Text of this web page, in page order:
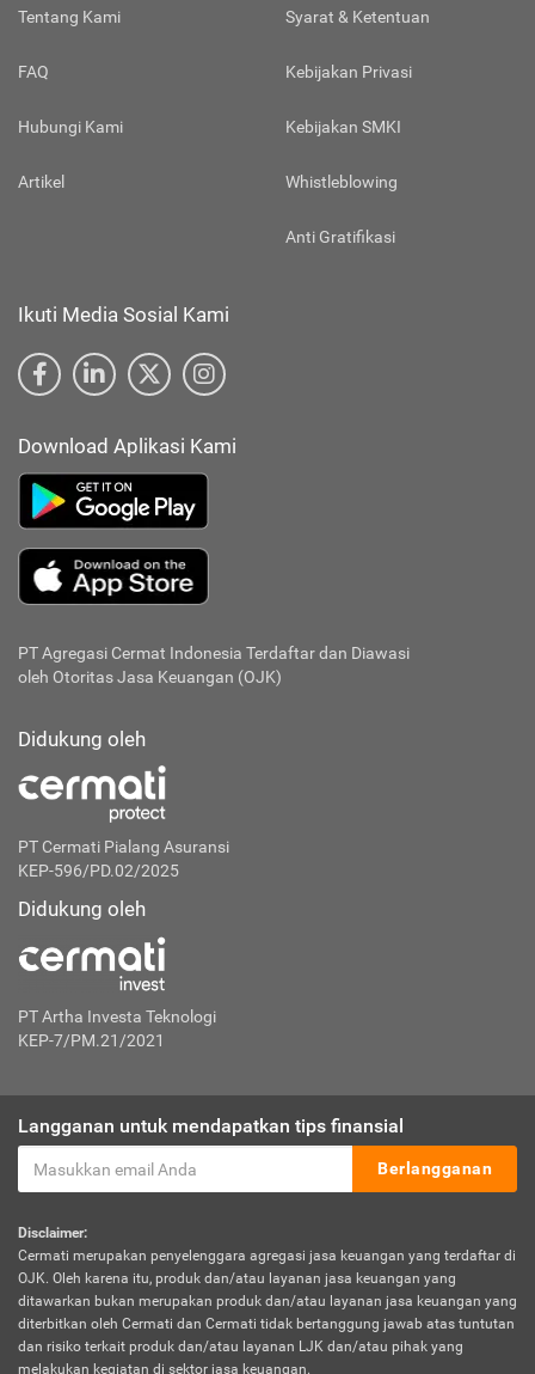
Tentang Kami
FAQ
Hubungi Kami
Artikel
Syarat & Ketentuan
Kebijakan Privasi
Kebijakan SMKI
Whistleblowing
Anti Gratifikasi
Ikuti Media Sosial Kami
Download Aplikasi Kami
PT Agregasi Cermat Indonesia Terdaftar dan Diawasi
oleh Otoritas Jasa Keuangan (OJK)
Didukung oleh
PT Cermati Pialang Asuransi
KEP-596/PD.02/2025
Didukung oleh
PT Artha Investa Teknologi
KEP-7/PM.21/2021
Langganan untuk mendapatkan tips finansial
Berlangganan
Disclaimer:
Cermati merupakan penyelenggara agregasi jasa keuangan yang terdaftar di
OJK. Oleh karena itu, produk dan/atau layanan jasa keuangan yang
ditawarkan bukan merupakan produk dan/atau layanan jasa keuangan yang
diterbitkan oleh Cermati dan Cermati tidak bertanggung jawab atas tuntutan
dan risiko terkait produk dan/atau layanan LJK dan/atau pihak yang
melakukan kegiatan di sektor jasa keuangan.